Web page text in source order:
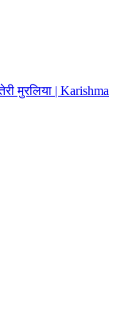
मुरलिया | Karishma